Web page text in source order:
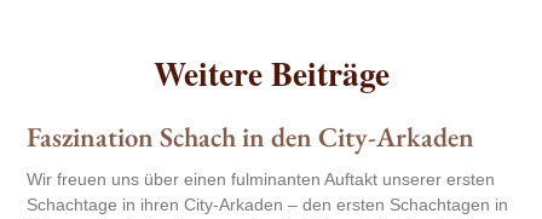
Weitere Beiträge
Faszination Schach in den City-Arkaden
Wir freuen uns über einen fulminanten Auftakt unserer ersten
Schachtage in ihren City-Arkaden – den ersten Schachtagen in